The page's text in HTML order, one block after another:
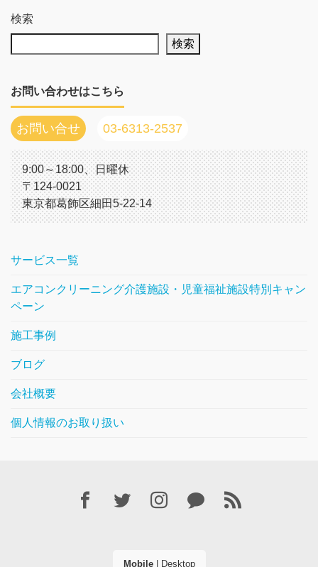
検索
検索
お問い合わせはこちら
お問い合せ 03-6313-2537
9:00～18:00、日曜休
〒124-0021
東京都葛飾区細田5-22-14
サービス一覧
エアコンクリーニング介護施設・児童福祉施設特別キャン
ペーン
施工事例
ブログ
会社概要
個人情報のお取り扱い
Mobile| Desktop